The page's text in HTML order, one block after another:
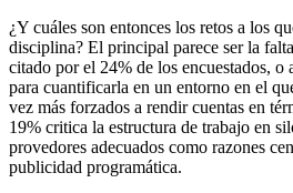
¿Y cuáles son entonces los retos a los
disciplina? El principal parece ser la
citado por el 24% de los encuestados, o
para cuantificarla en un entorno en el
vez más forzados a rendir cuentas en
19% critica la estructura de trabajo en
provedores adecuados como razones
publicidad programática.